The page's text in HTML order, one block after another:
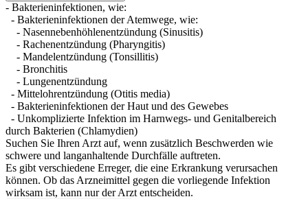
- Bakterieninfektionen, wie:
- Bakterieninfektionen der Atemwege, wie:
- Nasennebenhöhlenentzündung (Sinusitis)
- Rachenentzündung (Pharyngitis)
- Mandelentzündung (Tonsillitis)
- Bronchitis
- Lungenentzündung
- Mittelohrentzündung (Otitis media)
- Bakterieninfektionen der Haut und des Gewebes
- Unkomplizierte Infektion im Harnwegs- und Genitalbereich
durch Bakterien (Chlamydien)
Suchen Sie Ihren Arzt auf, wenn zusätzlich Beschwerden wie
schwere und langanhaltende Durchfälle auftreten.
Es gibt verschiedene Erreger, die eine Erkrankung verursachen
können. Ob das Arzneimittel gegen die vorliegende Infektion
wirksam ist, kann nur der Arzt entscheiden.